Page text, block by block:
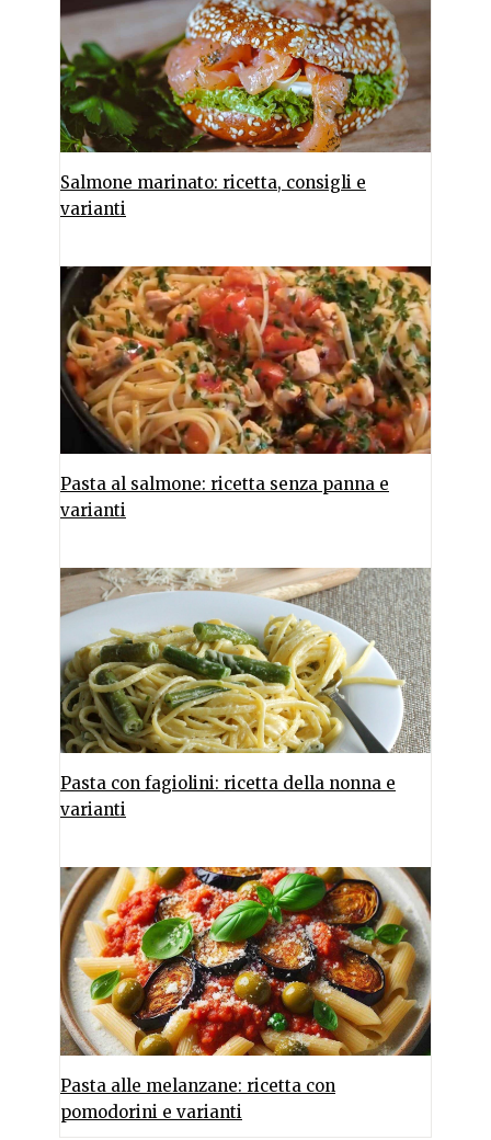
Salmone marinato: ricetta, consigli e
varianti
Pasta al salmone: ricetta senza panna e
varianti
Pasta con fagiolini: ricetta della nonna e
varianti
Pasta alle melanzane: ricetta con
pomodorini e varianti